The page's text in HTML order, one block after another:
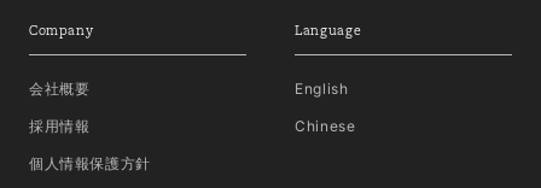
Company
会社概要
採用情報
個人情報保護方針
Language
English
Chinese